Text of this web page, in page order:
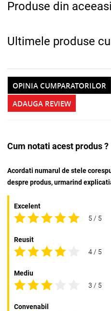
Produse din
Ultimele produse
ADAUGA REVIEW
OPINIA CUMPARATORILOR
Cum notati acest produs ?
Acordati numarul de stele
despre produs, urmarind
Excelent
5 / 5
Reusit
4 / 5
Mediu
3 / 5
Convenabil